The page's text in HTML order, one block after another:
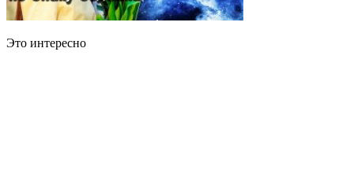
Это интересно